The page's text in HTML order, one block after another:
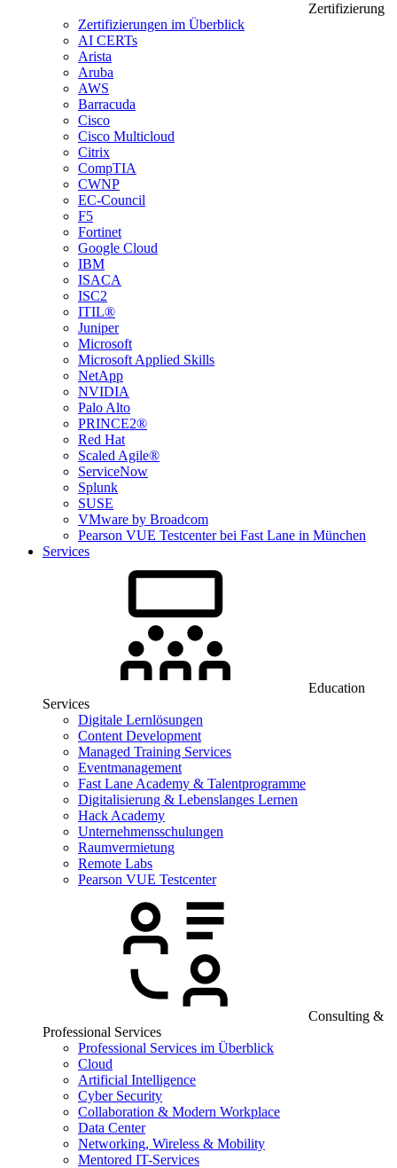
Zertifizierung
Zertifizierungen im Überblick
AI CERTs
Arista
Aruba
AWS
Barracuda
Cisco
Cisco Multicloud
Citrix
CompTIA
CWNP
EC-Council
F5
Fortinet
Google Cloud
IBM
ISACA
ISC2
ITIL®
Juniper
Microsoft
Microsoft Applied Skills
NetApp
NVIDIA
Palo Alto
PRINCE2®
Red Hat
Scaled Agile®
ServiceNow
Splunk
SUSE
VMware by Broadcom
Pearson VUE Testcenter bei Fast Lane in München
Services
Education
Services
Digitale Lernlösungen
Content Development
Managed Training Services
Eventmanagement
Fast Lane Academy & Talentprogramme
Digitalisierung & Lebenslanges Lernen
Hack Academy
Unternehmensschulungen
Raumvermietung
Remote Labs
Pearson VUE Testcenter
Consulting &
Professional Services
Professional Services im Überblick
Cloud
Artificial Intelligence
Cyber Security
Collaboration & Modern Workplace
Data Center
Networking, Wireless & Mobility
Mentored IT-Services